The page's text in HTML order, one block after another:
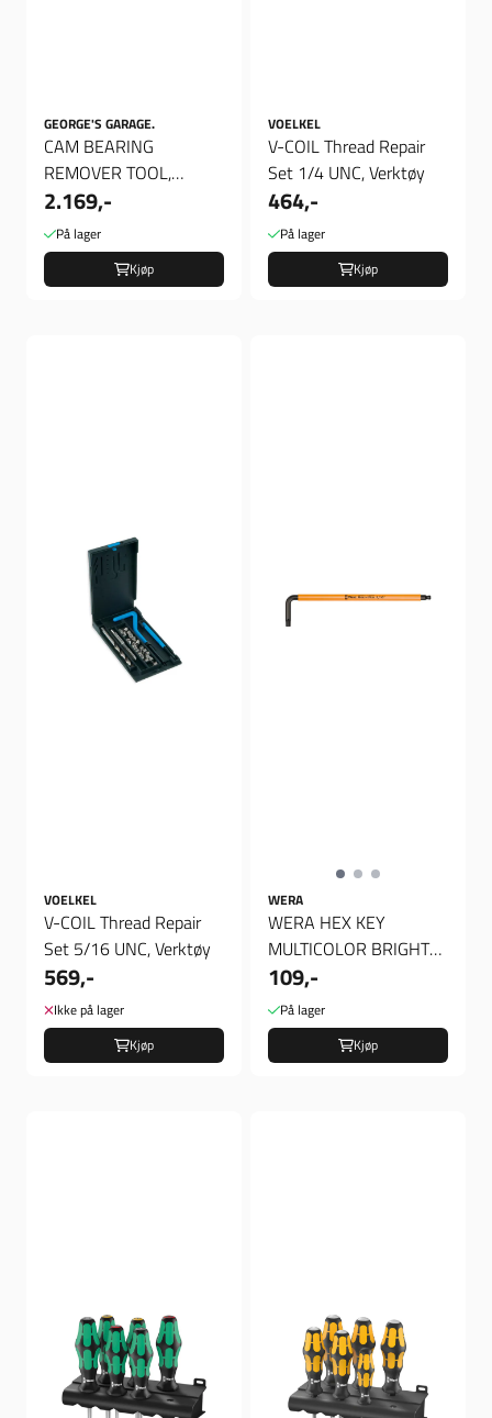
GEORGE'S GARAGE.
CAM BEARING
REMOVER TOOL,
Verktøy
2.169,-
På lager
Kjøp
VOELKEL
V-COIL Thread Repair
Set 1/4 UNC, Verktøy
464,-
På lager
Kjøp
VOELKEL
V-COIL Thread Repair
Set 5/16 UNC, Verktøy
569,-
Ikke på lager
Kjøp
WERA
WERA HEX KEY
MULTICOLOR BRIGHT
ORANGE - US SIZES
3/16", Verktøy
109,-
På lager
Kjøp